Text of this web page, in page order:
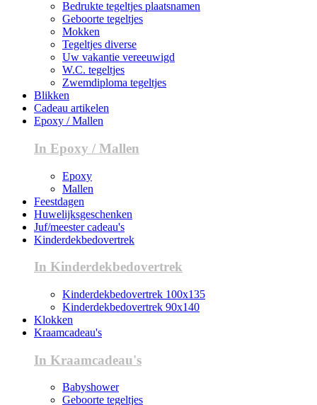
Bedrukte tegeltjes plaatsnamen
Geboorte tegeltjes
Mokken
Tegeltjes diverse
Uw vakantie vereeuwigd
W.C. tegeltjes
Zwemdiploma tegeltjes
Blikken
Cadeau artikelen
Epoxy / Mallen
In Epoxy / Mallen
Epoxy
Mallen
Feestdagen
Huwelijksgeschenken
Juf/meester cadeau's
Kinderdekbedovertrek
In Kinderdekbedovertrek
Kinderdekbedovertrek 100x135
Kinderdekbedovertrek 90x140
Klokken
Kraamcadeau's
In Kraamcadeau's
Babyshower
Geboorte tegeltjes